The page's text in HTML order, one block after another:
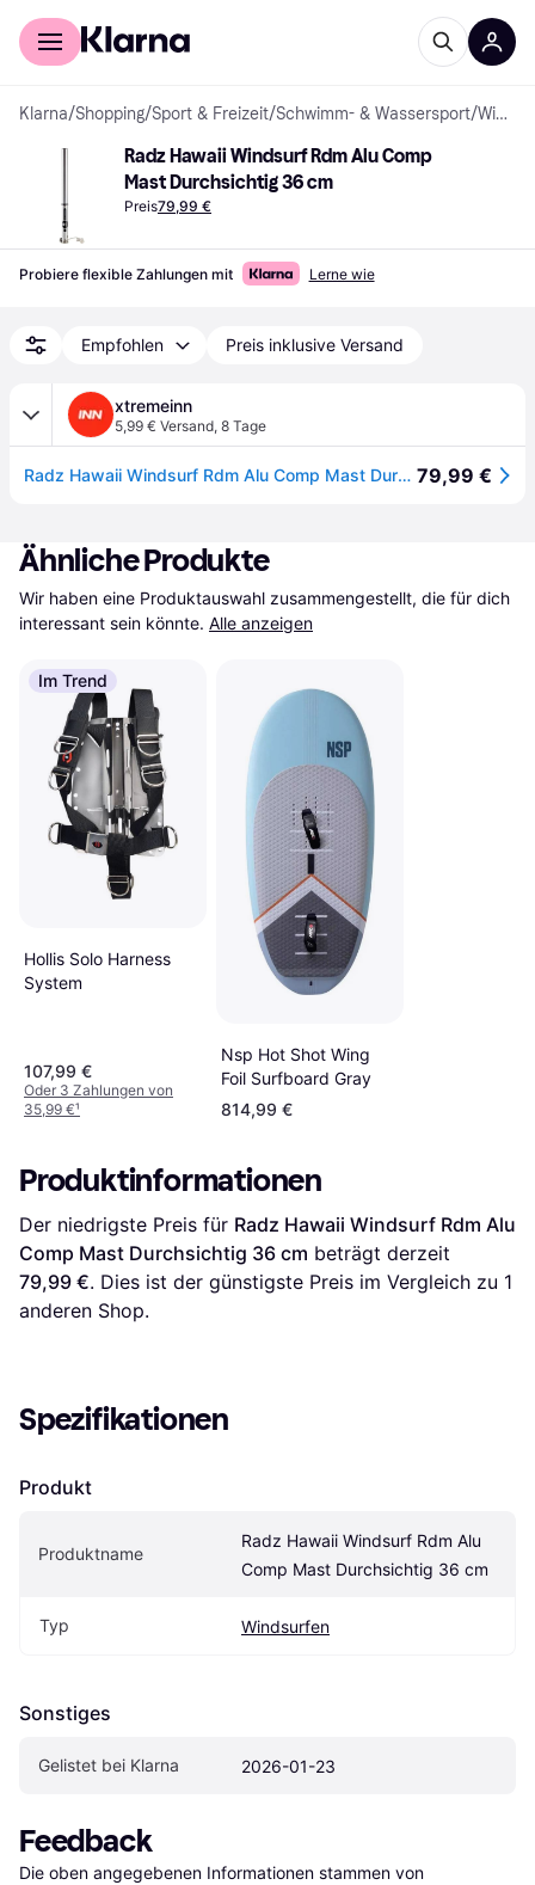
Für Shopper
Klarna/Shopping/Sport & Freizeit/Schwimm- & Wassersport/ Windsurfen
Radz Hawaii Windsurf Rdm Alu Comp
Mast Durchsichtig 36 cm
Preis79,99 €
Probiere flexible Zahlungen mit Lerne wie
Empfohlen Preis inklusive Versand
xtremeinn
5,99 € Versand, 8 Tage
Radz Hawaii Windsurf Rdm Alu Comp Mast Durchsichtig 36 cm 79,99 €
Ähnliche Produkte
Wir haben eine Produktauswahl zusammengestellt, die für dich
interessant sein könnte. Alle anzeigen
Im Trend
Hollis Solo Harness
System
107,99 €
Oder 3 Zahlungen von
35,99 €¹
Nsp Hot Shot Wing
Foil Surfboard Gray
814,99 €
Produktinformationen
Der niedrigste Preis für Radz Hawaii Windsurf Rdm Alu
Comp Mast Durchsichtig 36 cm
79,99 €. Dies ist der günstigste Preis im Vergleich zu 1
anderen Shop.
Spezifikationen
Produkt
Produktname
Radz Hawaii Windsurf Rdm Alu
Comp Mast Durchsichtig 36 cm
Typ Windsurfen
Sonstiges
Gelistet bei Klarna 2026-01-23
Feedback
Die oben angegebenen Informationen stammen von